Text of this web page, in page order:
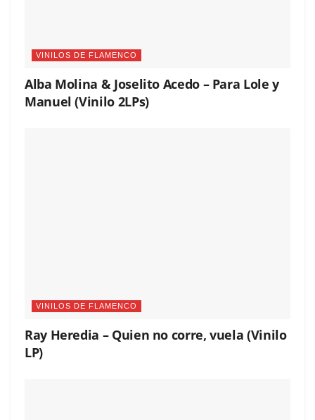
VINILOS DE FLAMENCO
Alba Molina & Joselito Acedo – Para Lole y
Manuel (Vinilo 2LPs)
VINILOS DE FLAMENCO
Ray Heredia – Quien no corre, vuela (Vinilo
LP)